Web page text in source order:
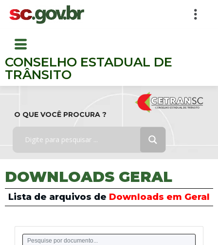
CONSELHO ESTADUAL DE
TRÂNSITO
O QUE VOCÊ PROCURA ?
DOWNLOADS GERAL
Lista de arquivos de Downloads em Geral